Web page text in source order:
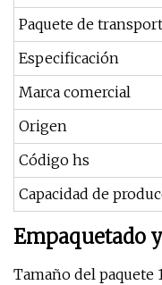
Paquete de
Especificación
Marca comercial
Origen
Código hs
Capacidad de
Empaquetado
Tamaño del paquete